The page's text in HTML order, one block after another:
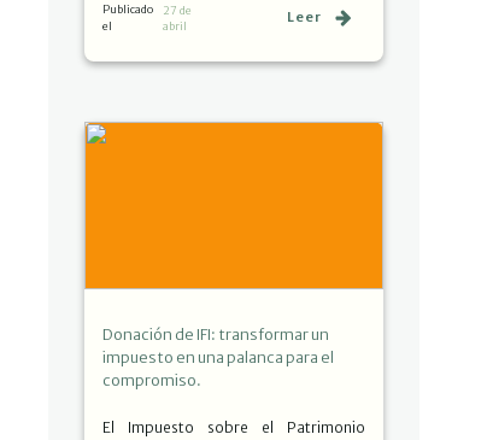
Publicado
el
27 de
abril
Leer
Donación de IFI: transformar un
impuesto en una palanca para el
compromiso.
El Impuesto sobre el Patrimonio